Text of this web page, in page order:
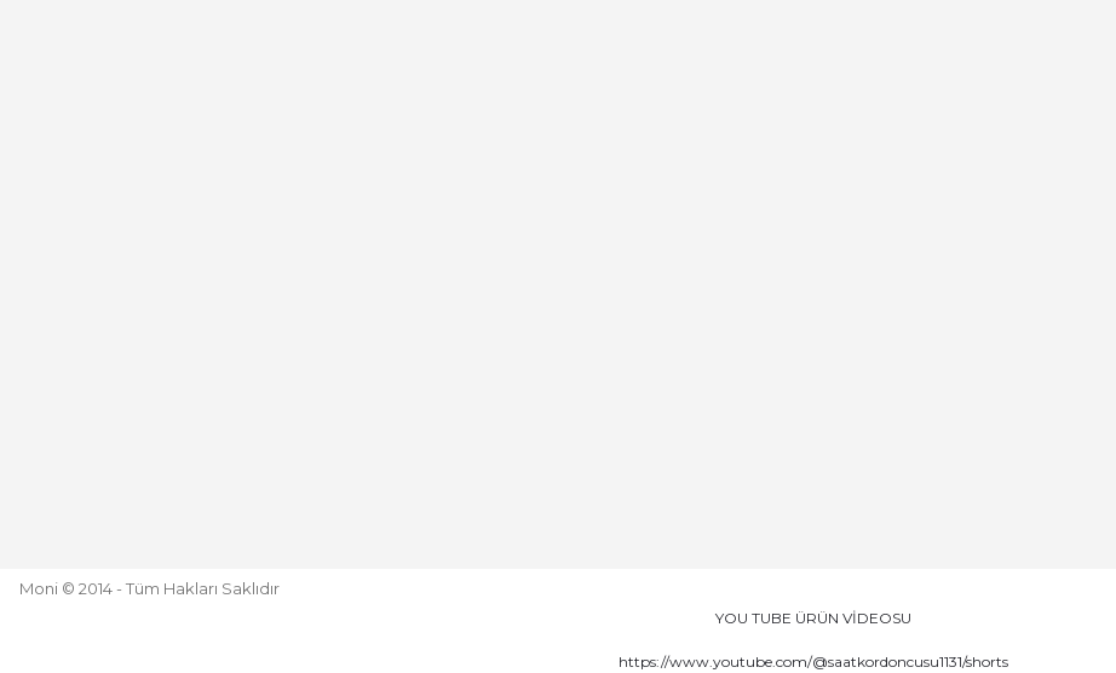
Moni © 2014 - Tüm Hakları Saklıdır
YOU TUBE ÜRÜN VİDEOSU
https://www.youtube.com/@saatkordoncusu1131/shorts